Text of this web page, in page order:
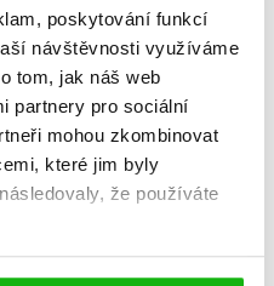
poskytování funkcí
návštěvnosti využíváme
tom, jak náš web
partnery pro sociální
mohou zkombinovat
které jim byly
že používáte
Škorpilova škola běhu
Miloš Škorpil
279 Kč349 Kč